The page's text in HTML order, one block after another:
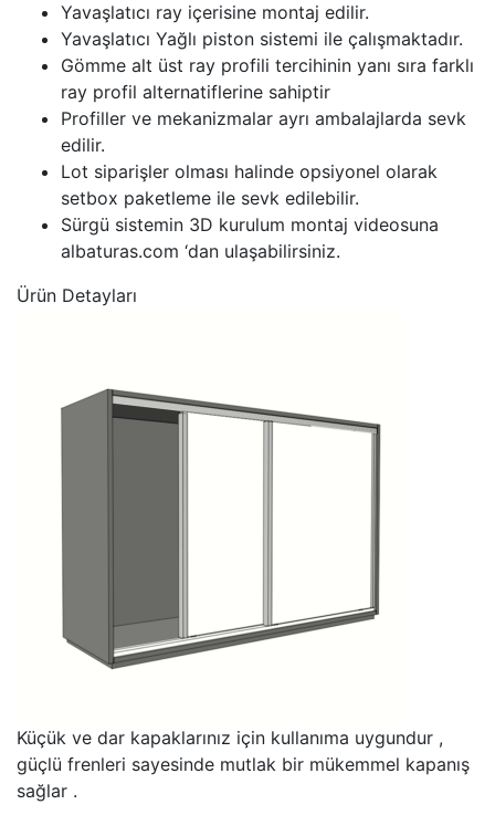
Yavaşlatıcı ray içerisine montaj edilir.
Yavaşlatıcı Yağlı piston sistemi ile çalışmaktadır.
Gömme alt üst ray profili tercihinin yanı sıra farklı
ray profil alternatiflerine sahiptir
Profiller ve mekanizmalar ayrı ambalajlarda sevk
edilir.
Lot siparişler olması halinde opsiyonel olarak
setbox paketleme ile sevk edilebilir.
Sürgü sistemin 3D kurulum montaj videosuna
albaturas.com ‘dan ulaşabilirsiniz.
Ürün Detayları
Küçük ve dar kapaklarınız için kullanıma uygundur ,
güçlü frenleri sayesinde mutlak bir mükemmel kapanış
sağlar .